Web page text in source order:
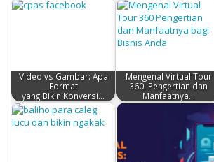
Video vs Gambar: Apa
Format
yang Bikin Konversi…
Mengenal Virtual Tour
360: Pengertian dan
Manfaatnya…